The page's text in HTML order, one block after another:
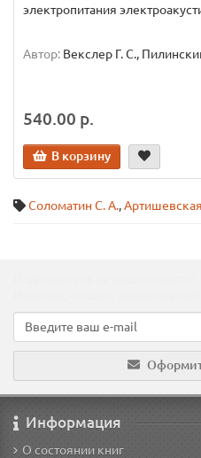
электропитания
Автор: Векслер Г. С.,
540.00 р.
В корзину
Соломатин С. А.,
Информация
О состоянии книг